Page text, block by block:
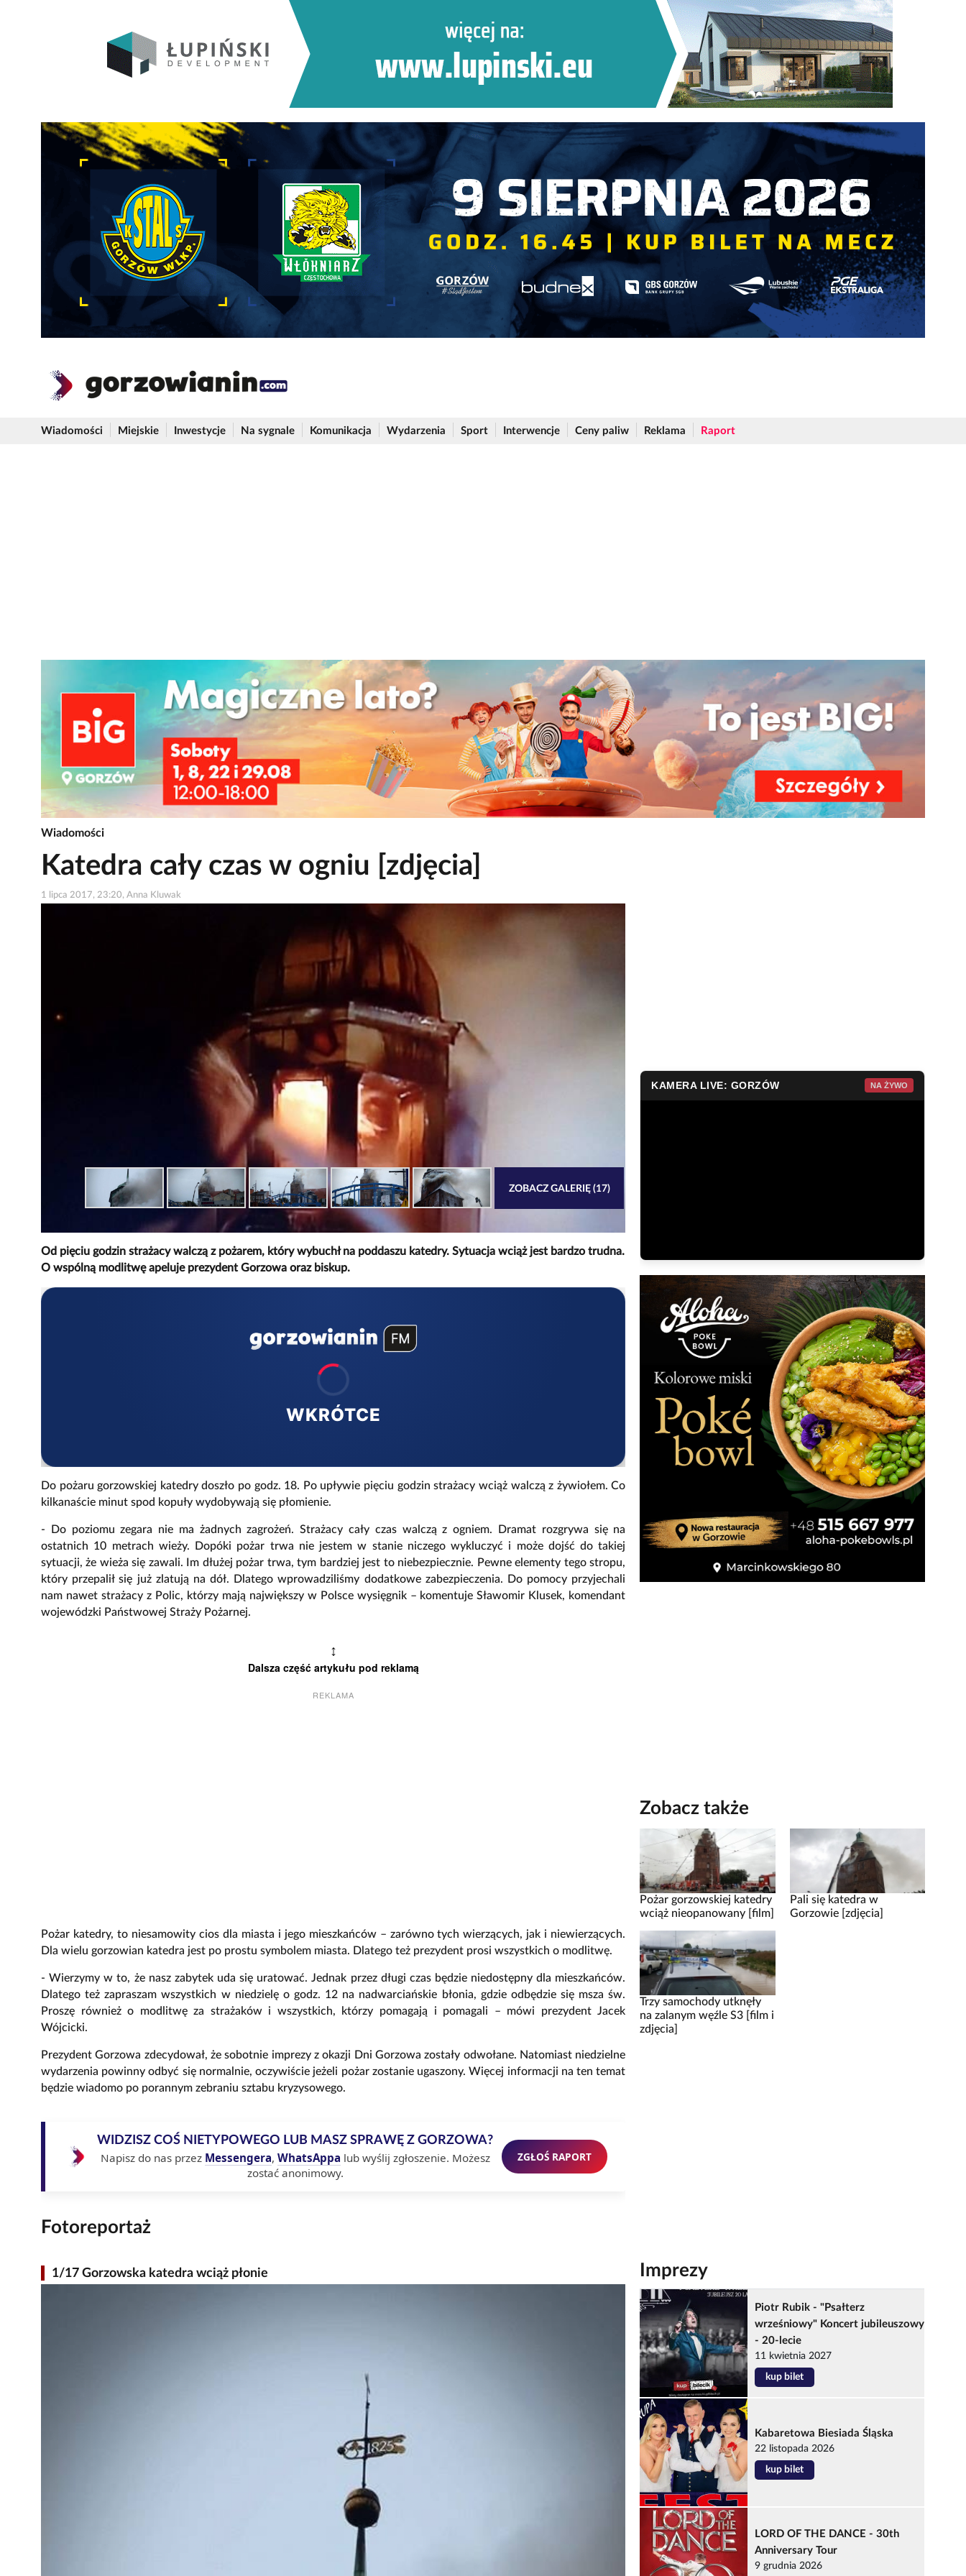
Wiadomości Miejskie Inwestycje Na sygnale Komunikacja Wydarzenia Sport Interwencje Ceny paliw Reklama Raport
Wiadomości
Katedra cały czas w ogniu [zdjęcia]
1 lipca 2017, 23:20, Anna Kluwak
ZOBACZ GALERIĘ (17)
Od pięciu godzin strażacy walczą z pożarem, który wybuchł na poddaszu katedry. Sytuacja wciąż jest bardzo trudna.
O wspólną modlitwę apeluje prezydent Gorzowa oraz biskup.
WKRÓTCE
Do pożaru gorzowskiej katedry doszło po godz. 18. Po upływie pięciu godzin strażacy wciąż walczą z żywiołem. Co
kilkanaście minut spod kopuły wydobywają się płomienie.
- Do poziomu zegara nie ma żadnych zagrożeń. Strażacy cały czas walczą z ogniem. Dramat rozgrywa się na
ostatnich 10 metrach wieży. Dopóki pożar trwa nie jestem w stanie niczego wykluczyć i może dojść do takiej
sytuacji, że wieża się zawali. Im dłużej pożar trwa, tym bardziej jest to niebezpiecznie. Pewne elementy tego stropu,
który przepalił się już zlatują na dół. Dlatego wprowadziliśmy dodatkowe zabezpieczenia. Do pomocy przyjechali
nam nawet strażacy z Polic, którzy mają największy w Polsce wysięgnik – komentuje Sławomir Klusek, komendant
wojewódzki Państwowej Straży Pożarnej.
↕
Dalsza część artykułu pod reklamą
REKLAMA
Pożar katedry, to niesamowity cios dla miasta i jego mieszkańców – zarówno tych wierzących, jak i niewierzących.
Dla wielu gorzowian katedra jest po prostu symbolem miasta. Dlatego też prezydent prosi wszystkich o modlitwę.
- Wierzymy w to, że nasz zabytek uda się uratować. Jednak przez długi czas będzie niedostępny dla mieszkańców.
Dlatego też zapraszam wszystkich w niedzielę o godz. 12 na nadwarciańskie błonia, gdzie odbędzie się msza św.
Proszę również o modlitwę za strażaków i wszystkich, którzy pomagają i pomagali – mówi prezydent Jacek
Wójcicki.
Prezydent Gorzowa zdecydował, że sobotnie imprezy z okazji Dni Gorzowa zostały odwołane. Natomiast niedzielne
wydarzenia powinny odbyć się normalnie, oczywiście jeżeli pożar zostanie ugaszony. Więcej informacji na ten temat
będzie wiadomo po porannym zebraniu sztabu kryzysowego.
WIDZISZ COŚ NIETYPOWEGO LUB MASZ SPRAWĘ Z GORZOWA?
Napisz do nas przez Messengera, WhatsAppa lub wyślij zgłoszenie. Możesz
zostać anonimowy.
ZGŁOŚ RAPORT
Fotoreportaż
1/17 Gorzowska katedra wciąż płonie
KAMERA LIVE: GORZÓW NA ŻYWO
Zobacz także
Pożar gorzowskiej katedry
wciąż nieopanowany [film]
Pali się katedra w
Gorzowie [zdjęcia]
Trzy samochody utknęły
na zalanym węźle S3 [film i
zdjęcia]
Imprezy
Piotr Rubik - "Psałterz
wrześniowy" Koncert jubileuszowy
- 20-lecie
11 kwietnia 2027
kup bilet
Kabaretowa Biesiada Śląska
22 listopada 2026
kup bilet
LORD OF THE DANCE - 30th
Anniversary Tour
9 grudnia 2026